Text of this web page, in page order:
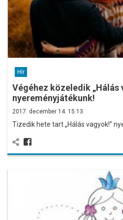
Hír
Végéhez közeledik „Hálás
nyereményjátékunk!
2017. december 14. 15:13
Tizedik hete tart „Hálás vagyok!”